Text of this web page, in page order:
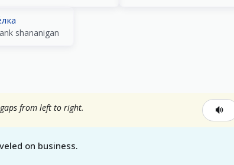
shananigan
from left to right.
on business.